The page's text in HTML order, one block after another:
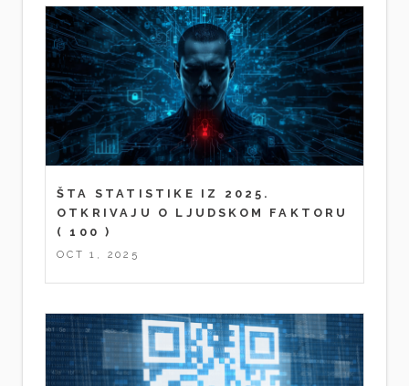
ŠTA STATISTIKE IZ 2025.
OTKRIVAJU O LJUDSKOM FAKTORU
( 100 )
OCT 1, 2025